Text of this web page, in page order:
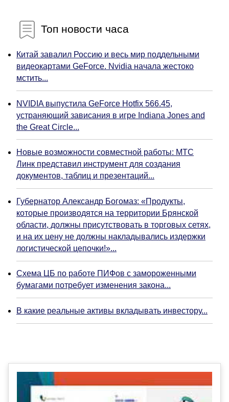
Топ новости часа
Китай завалил Россию и весь мир поддельными
видеокартами GeForce. Nvidia начала жестоко
мстить...
NVIDIA выпустила GeForce Hotfix 566.45,
устраняющий зависания в игре Indiana Jones and
the Great Circle...
Новые возможности совместной работы: МТС
Линк представил инструмент для создания
документов, таблиц и презентаций...
Губернатор Александр Богомаз: «Продукты,
которые производятся на территории Брянской
области, должны присутствовать в торговых сетях,
и на их цену не должны накладывались издержки
логистической цепочки!»...
Схема ЦБ по работе ПИФов с замороженными
бумагами потребует изменения закона...
В какие реальные активы вкладывать инвестору...